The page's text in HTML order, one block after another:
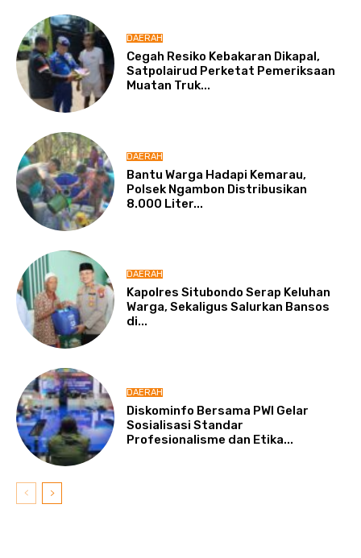
DAERAH
Cegah Resiko Kebakaran Dikapal,
Satpolairud Perketat Pemeriksaan
Muatan Truk...
DAERAH
Bantu Warga Hadapi Kemarau,
Polsek Ngambon Distribusikan
8.000 Liter...
DAERAH
Kapolres Situbondo Serap Keluhan
Warga, Sekaligus Salurkan Bansos
di...
DAERAH
Diskominfo Bersama PWI Gelar
Sosialisasi Standar
Profesionalisme dan Etika...